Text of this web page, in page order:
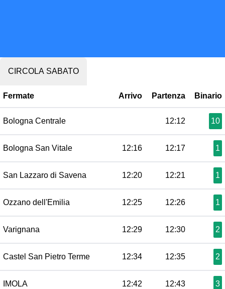
CIRCOLA SABATO
Fermate Arrivo Partenza Binario
Bologna Centrale 12:12 10
Bologna San Vitale 12:16 12:17 1
San Lazzaro di Savena 12:20 12:21 1
Ozzano dell'Emilia 12:25 12:26 1
Varignana 12:29 12:30 2
Castel San Pietro Terme 12:34 12:35 2
IMOLA 12:42 12:43 3